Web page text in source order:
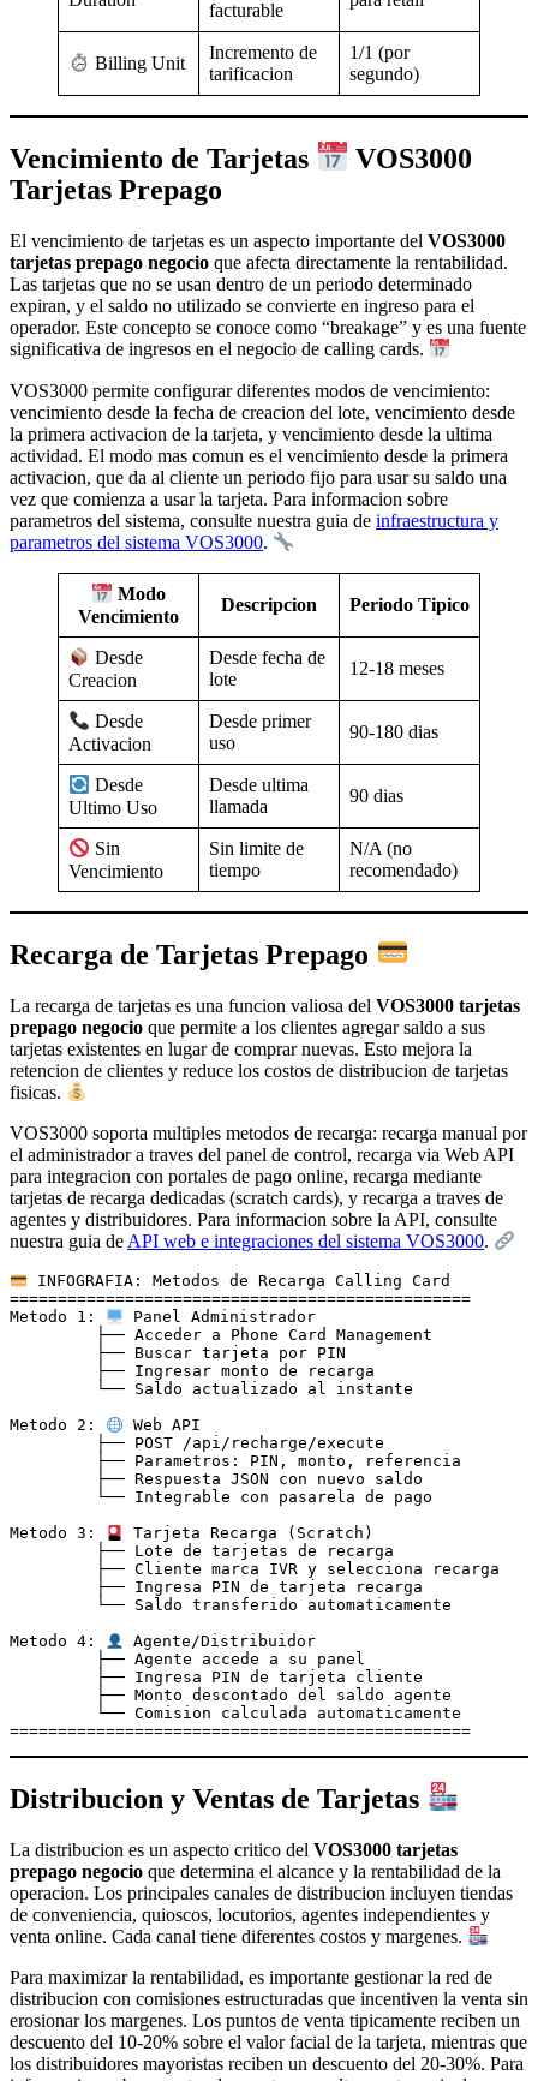
facturable
Billing Unit
Incremento de
tarificacion
1/1 (por
segundo)
Vencimiento de Tarjetas
VOS3000
Tarjetas Prepago
El vencimiento de tarjetas es un aspecto importante del VOS3000
tarjetas prepago negocio que afecta directamente la rentabilidad.
Las tarjetas que no se usan dentro de un periodo determinado
expiran, y el saldo no utilizado se convierte en ingreso para el
operador. Este concepto se conoce como “breakage” y es una fuente
significativa de ingresos en el negocio de calling cards.
VOS3000 permite configurar diferentes modos de vencimiento:
vencimiento desde la fecha de creacion del lote, vencimiento desde
la primera activacion de la tarjeta, y vencimiento desde la ultima
actividad. El modo mas comun es el vencimiento desde la primera
activacion, que da al cliente un periodo fijo para usar su saldo una
vez que comienza a usar la tarjeta. Para informacion sobre
parametros del sistema, consulte nuestra guia de infraestructura y
parametros del sistema VOS3000.
Modo
Vencimiento
Descripcion Periodo Tipico
Desde
Creacion
Desde fecha de
lote
12-18 meses
Desde
Activacion
Desde primer
uso
90-180 dias
Desde
Ultimo Uso
Desde ultima
llamada
90 dias
Sin
Vencimiento
Sin limite de
tiempo
N/A (no
recomendado)
Recarga de Tarjetas Prepago
La recarga de tarjetas es una funcion valiosa del VOS3000 tarjetas
prepago negocio que permite a los clientes agregar saldo a sus
tarjetas existentes en lugar de comprar nuevas. Esto mejora la
retencion de clientes y reduce los costos de distribucion de tarjetas
fisicas.
VOS3000 soporta multiples metodos de recarga: recarga manual por
el administrador a traves del panel de control, recarga via Web API
para integracion con portales de pago online, recarga mediante
tarjetas de recarga dedicadas (scratch cards), y recarga a traves de
agentes y distribuidores. Para informacion sobre la API, consulte
nuestra guia deAPI web e integraciones del sistema VOS3000.
INFOGRAFIA: Metodos de Recarga Calling Card
================================================
Metodo 1:
Panel Administrador
Metodo 2:
Web API
Metodo 3:
Tarjeta Recarga (Scratch)
Metodo 4:
Agente/Distribuidor
Distribucion y Ventas de Tarjetas
La distribucion es un aspecto critico del VOS3000 tarjetas
prepago negocio que determina el alcance y la rentabilidad de la
operacion. Los principales canales de distribucion incluyen tiendas
de conveniencia, quioscos, locutorios, agentes independientes y
venta online. Cada canal tiene diferentes costos y margenes.
Para maximizar la rentabilidad, es importante gestionar la red de
distribucion con comisiones estructuradas que incentiven la venta sin
erosionar los margenes. Los puntos de venta tipicamente reciben un
descuento del 10-20% sobre el valor facial de la tarjeta, mientras que
los distribuidores mayoristas reciben un descuento del 20-30%. Para